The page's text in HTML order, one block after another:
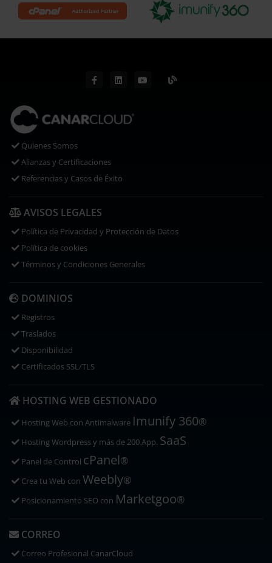
Quienes Somos
Alianzas y Certificaciones
Referencias y Casos de Éxito
AVISOS LEGALES
Política de Privacidad y Protección de Datos
Política de cookies
Términos y Condiciones Generales
DOMINIOS
Registros
Traslados
Disponibilidad
Certificados SSL/TLS
HOSTING WEB GESTIONADO
Hosting Web con Antimalware Imunify 360®
Hosting Wordpress y más de 200 App. SaaS
Panel de Control cPanel®
Crea tu Web con Weebly®
Posicionamiento SEO con Marketgoo®
CORREO
Correo Profesional CanarCloud